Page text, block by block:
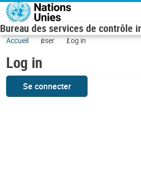
Skip to main content
Bureau des services de contrôle
Accueil user Log in
Log in
Se connecter